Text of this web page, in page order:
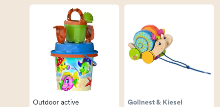
Outdoor active
Gollnest & Kiesel